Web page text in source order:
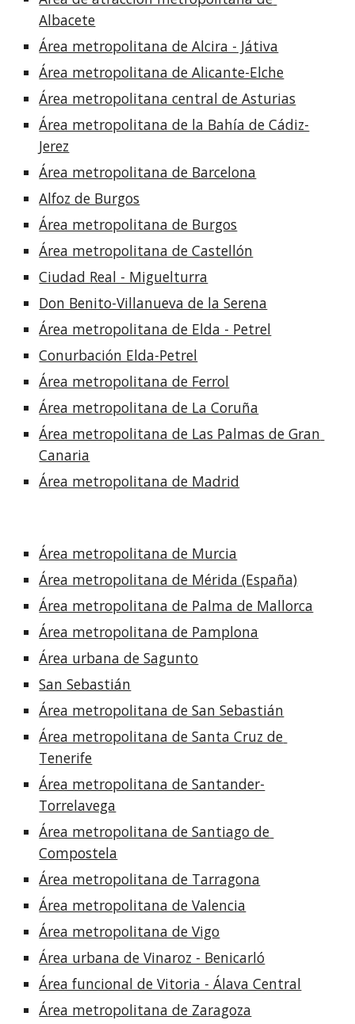
Albacete
Área metropolitana de Alcira - Játiva
Área metropolitana de Alicante-Elche
Área metropolitana central de Asturias
Área metropolitana de la Bahía de Cádiz-
Jerez
Área metropolitana de Barcelona
Alfoz de Burgos
Área metropolitana de Burgos
Área metropolitana de Castellón
Ciudad Real - Miguelturra
Don Benito-Villanueva de la Serena
Área metropolitana de Elda - Petrel
Conurbación Elda-Petrel
Área metropolitana de Ferrol
Área metropolitana de La Coruña
Área metropolitana de Las Palmas de Gran
Canaria
Área metropolitana de Madrid
Área metropolitana de Murcia
Área metropolitana de Mérida (España)
Área metropolitana de Palma de Mallorca
Área metropolitana de Pamplona
Área urbana de Sagunto
San Sebastián
Área metropolitana de San Sebastián
Área metropolitana de Santa Cruz de
Tenerife
Área metropolitana de Santander-
Torrelavega
Área metropolitana de Santiago de
Compostela
Área metropolitana de Tarragona
Área metropolitana de Valencia
Área metropolitana de Vigo
Área urbana de Vinaroz - Benicarló
Área funcional de Vitoria - Álava Central
Área metropolitana de Zaragoza